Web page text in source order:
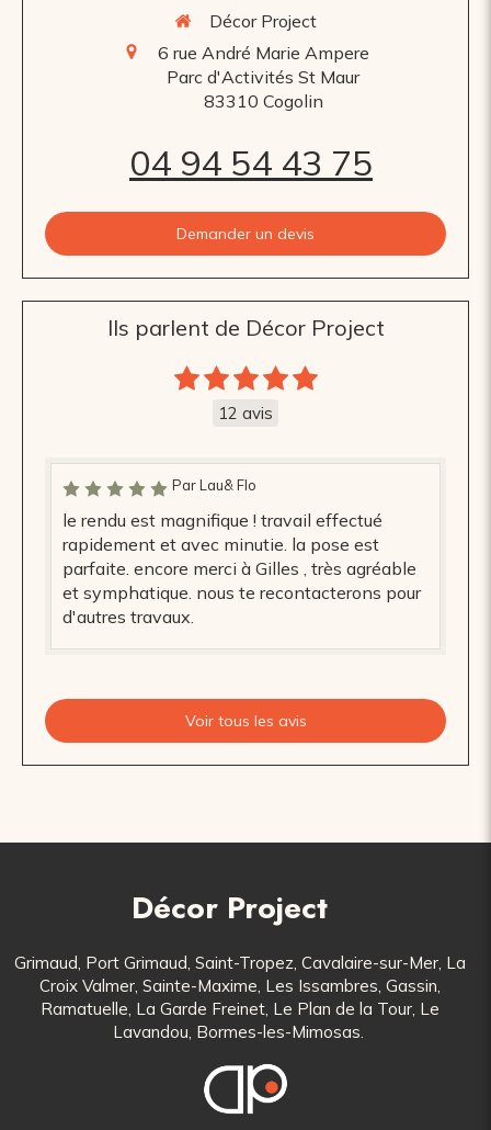
Décor Project
6 rue André Marie Ampere
Parc d'Activités St Maur
83310 Cogolin
04 94 54 43 75
Demander un devis
Ils parlent de Décor Project
12 avis
Par Lau& Flo
le rendu est magnifique ! travail effectué
rapidement et avec minutie. la pose est
parfaite. encore merci à Gilles , très agréable
et symphatique. nous te recontacterons pour
d'autres travaux.
Voir tous les avis
Décor Project
Grimaud, Port Grimaud, Saint-Tropez, Cavalaire-sur-Mer, La
Croix Valmer, Sainte-Maxime, Les Issambres, Gassin,
Ramatuelle, La Garde Freinet, Le Plan de la Tour, Le
Lavandou, Bormes-les-Mimosas.